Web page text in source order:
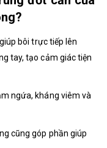
bôi trực tiếp lên
tay, tạo cảm giác tiện
ngứa, kháng viêm và
cũng góp phần giúp